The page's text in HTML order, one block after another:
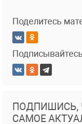
Поделитесь
ПОДПИШИСЬ,
САМОЕ